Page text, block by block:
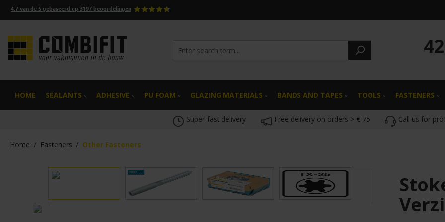
Skip to main navigation
4.7 van de 5 gebaseerd op 3197 beoordelingen
HOME SEALANTS ADHESIVE PU FOAM GLAZING MATERIALS BANDS AND TAPES TOOLS FASTENERS
Super-fast delivery Free delivery on orders > € 75 Call us for
Home / Fasteners / Other Fasteners
Skip image gallery